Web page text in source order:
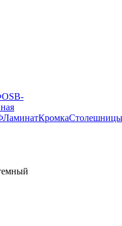
OSB-
ЛаминатКромкаСтолешницы